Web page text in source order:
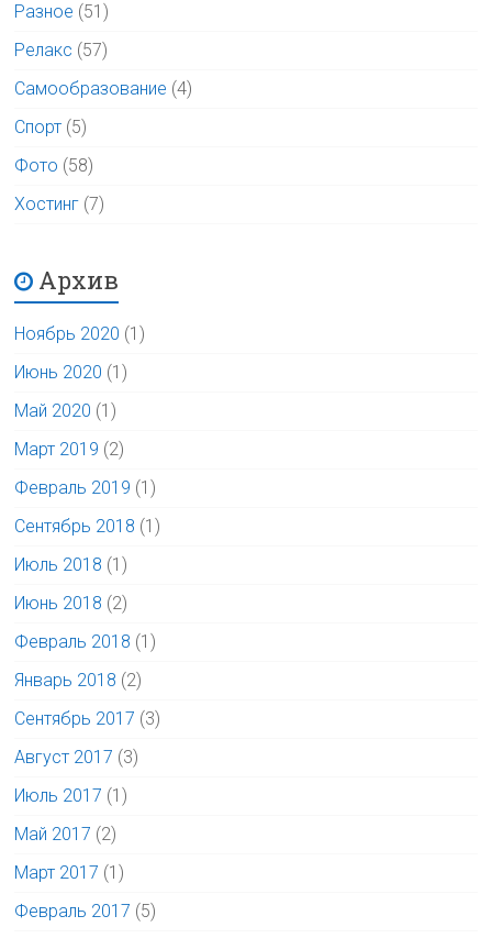
Разное (51)
Релакс (57)
Самообразование (4)
Спорт (5)
Фото (58)
Хостинг (7)
Архив
Ноябрь 2020 (1)
Июнь 2020 (1)
Май 2020 (1)
Март 2019 (2)
Февраль 2019 (1)
Сентябрь 2018 (1)
Июль 2018 (1)
Июнь 2018 (2)
Февраль 2018 (1)
Январь 2018 (2)
Сентябрь 2017 (3)
Август 2017 (3)
Июль 2017 (1)
Май 2017 (2)
Март 2017 (1)
Февраль 2017 (5)